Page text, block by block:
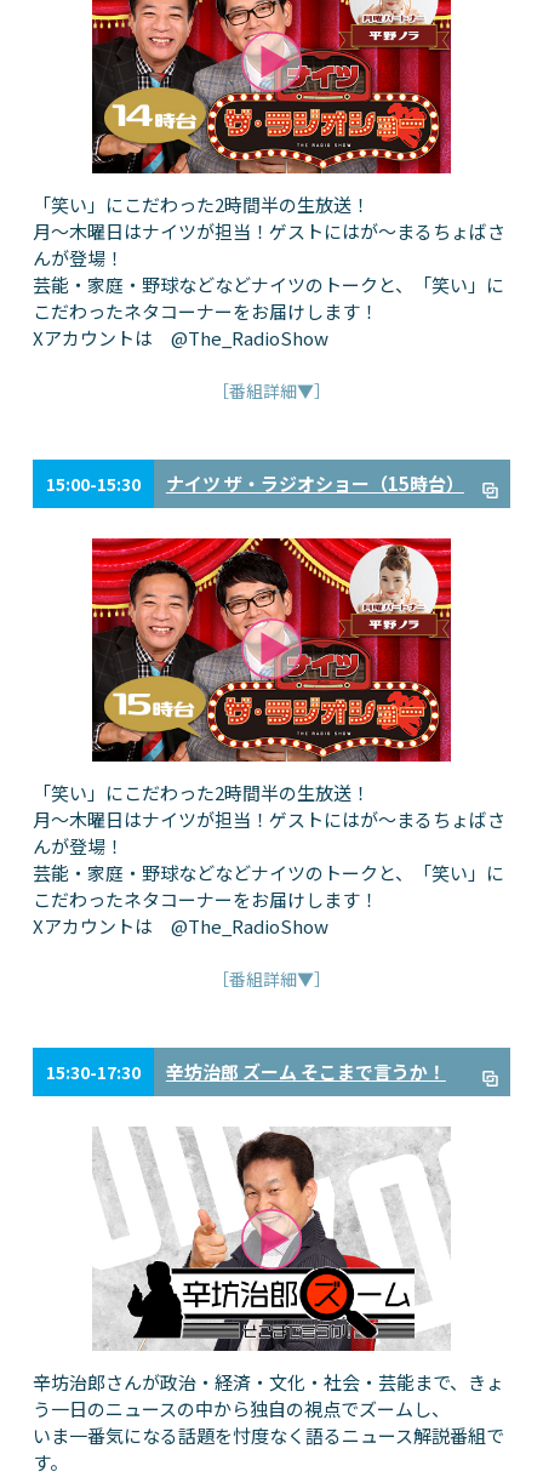
「笑い」にこだわった2時間半の生放送！
月～木曜日はナイツが担当！ゲストにはが～まるちょばさ
んが登場！
芸能・家庭・野球などなどナイツのトークと、「笑い」に
こだわったネタコーナーをお届けします！
Xアカウントは @The_RadioShow
［番組詳細▼］
15:00-15:30 ナイツ ザ・ラジオショー（15時台）
「笑い」にこだわった2時間半の生放送！
月～木曜日はナイツが担当！ゲストにはが～まるちょばさ
んが登場！
芸能・家庭・野球などなどナイツのトークと、「笑い」に
こだわったネタコーナーをお届けします！
Xアカウントは @The_RadioShow
［番組詳細▼］
15:30-17:30 辛坊治郎 ズーム そこまで言うか！
辛坊治郎さんが政治・経済・文化・社会・芸能まで、きょ
う一日のニュースの中から独自の視点でズームし、
いま一番気になる話題を忖度なく語るニュース解説番組で
す。